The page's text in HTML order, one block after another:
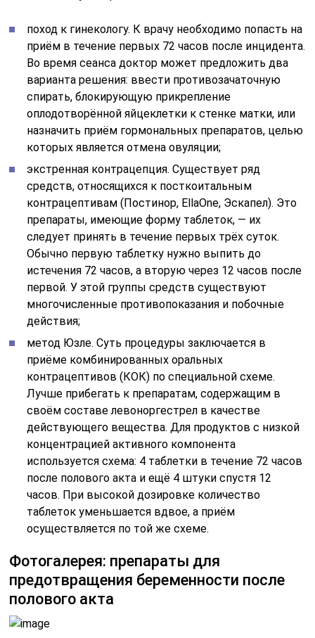
поход к гинекологу. К врачу необходимо попасть на
приём в течение первых 72 часов после инцидента.
Во время сеанса доктор может предложить два
варианта решения: ввести противозачаточную
спирать, блокирующую прикрепление
оплодотворённой яйцеклетки к стенке матки, или
назначить приём гормональных препаратов, целью
которых является отмена овуляции;
экстренная контрацепция. Существует ряд
средств, относящихся к посткоитальным
контрацептивам (Постинор, EllaOne, Эскапел). Это
препараты, имеющие форму таблеток, — их
следует принять в течение первых трёх суток.
Обычно первую таблетку нужно выпить до
истечения 72 часов, а вторую через 12 часов после
первой. У этой группы средств существуют
многочисленные противопоказания и побочные
действия;
метод Юзле. Суть процедуры заключается в
приёме комбинированных оральных
контрацептивов (КОК) по специальной схеме.
Лучше прибегать к препаратам, содержащим в
своём составе левоноргестрел в качестве
действующего вещества. Для продуктов с низкой
концентрацией активного компонента
используется схема: 4 таблетки в течение 72 часов
после полового акта и ещё 4 штуки спустя 12
часов. При высокой дозировке количество
таблеток уменьшается вдвое, а приём
осуществляется по той же схеме.
Фотогалерея: препараты для
предотвращения беременности после
полового акта